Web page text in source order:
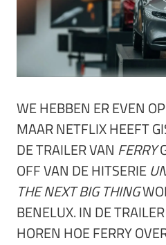
WE HEBBEN ER EVEN
MAAR NETFLIX HEEFT
DE TRAILER VAN FERRY
OFF VAN DE HITSERIE
THE NEXT BIG THING
BENELUX. IN DE
HOREN HOE FERRY